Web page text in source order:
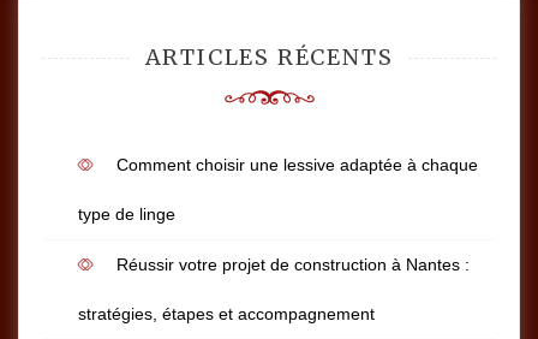
ARTICLES RÉCENTS
Comment choisir une lessive adaptée à chaque
type de linge
Réussir votre projet de construction à Nantes :
stratégies, étapes et accompagnement